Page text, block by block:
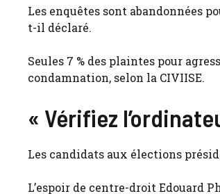
Les enquêtes sont abandonnées
t-il déclaré.
Seules 7 % des plaintes pour
condamnation, selon la CIVIISE.
« Vérifiez
Les candidats aux élections
L’espoir de centre-droit Edouard